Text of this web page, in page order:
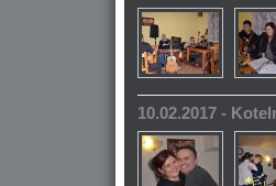
10.02.2017 -